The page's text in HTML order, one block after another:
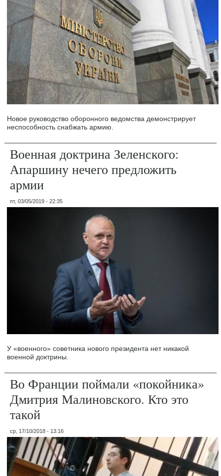
Новое руководство оборонного ведомства демонстрирует
неспособность снабжать армию.
Военная доктрина Зеленского:
Апаршину нечего предложить
армии
пт, 03/05/2019 - 22:35
У «военного» советника нового президента нет никакой
военной доктрины.
Во Франции поймали «покойника»
Дмитрия Малиновского. Кто это
такой
ср, 17/10/2018 - 13:16